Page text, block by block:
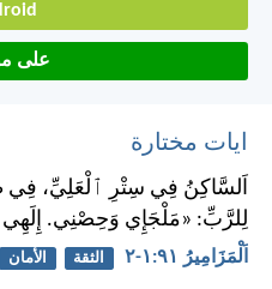
على
ايات مختارة
اَلسَّاكِنُ فِي سِتْرِ ٱلْعَلِيِّ، فِي
لِلرَّبِّ: «مَلْجَإِي وَحِصْنِي. إِلَهِي
اَلْمَزَامِيرُ ٩١:‏١-‏٢ الثقة الأمان